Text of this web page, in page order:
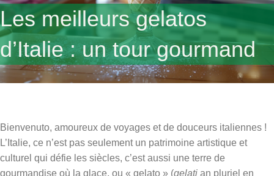
Les meilleurs gelatos
d’Italie : un tour gourmand
Bienvenuto, amoureux de voyages et de douceurs italiennes !
L’Italie, ce n’est pas seulement un patrimoine artistique et
culturel qui défie les siècles, c’est aussi une terre de
gourmandise où la glace, ou « gelato » (gelati an pluriel en